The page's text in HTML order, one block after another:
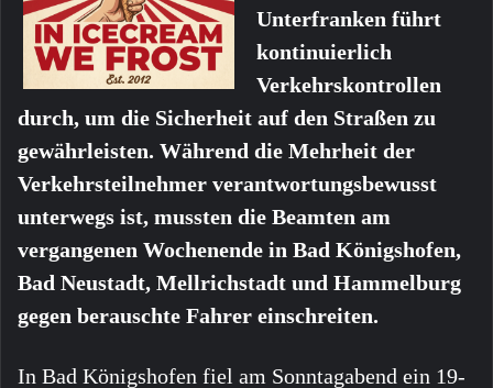
Unterfranken führt
kontinuierlich
Verkehrskontrollen
durch, um die Sicherheit auf den Straßen zu
gewährleisten. Während die Mehrheit der
Verkehrsteilnehmer verantwortungsbewusst
unterwegs ist, mussten die Beamten am
vergangenen Wochenende in Bad Königshofen,
Bad Neustadt, Mellrichstadt und Hammelburg
gegen berauschte Fahrer einschreiten.
In Bad Königshofen fiel am Sonntagabend ein 19-